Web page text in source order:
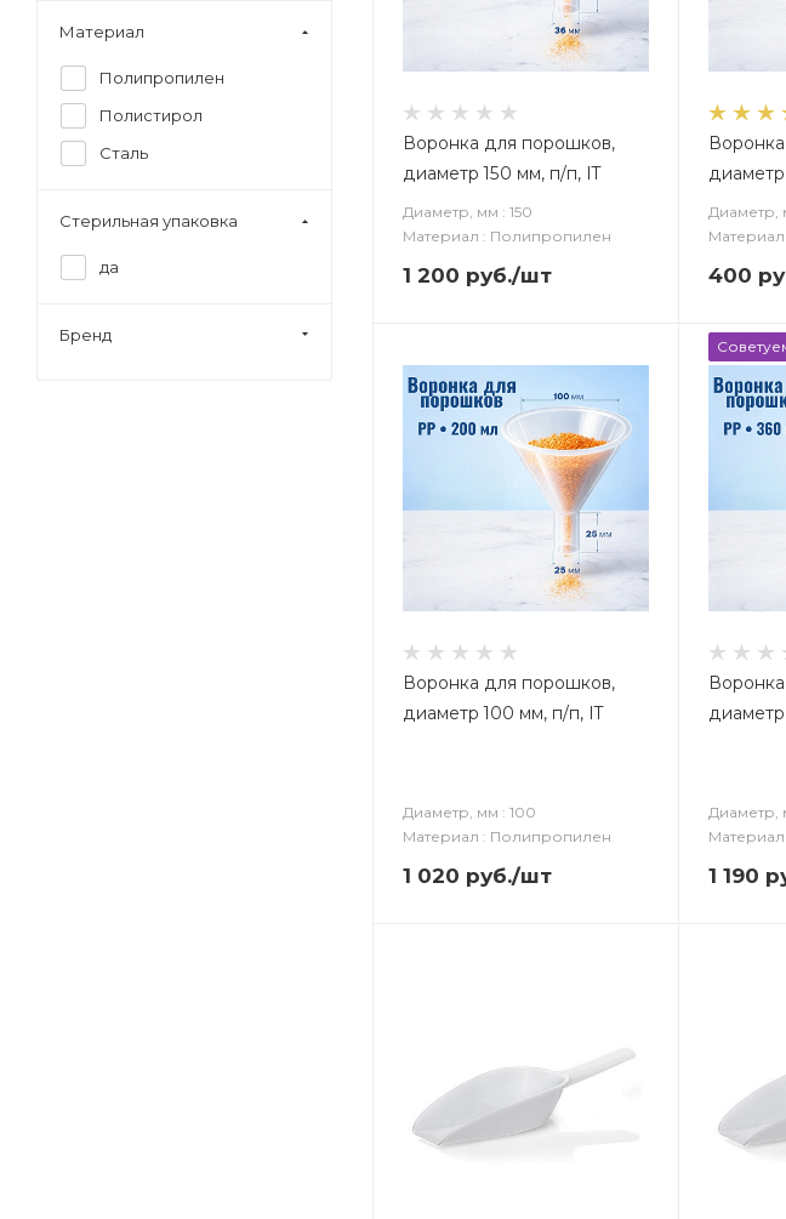
Воронка для порошков,
диаметр 150 мм, п/п, IT
Диаметр, мм : 150
Материал : Полипропилен
1 200 руб./шт
Диаметр,
400
Воронка для порошков,
диаметр 100 мм, п/п, IT
Диаметр, мм : 100
Материал : Полипропилен
1 020 руб./шт
Диаметр,
1 190
Материал
Полипропилен
Полистирол
Сталь
Стерильная упаковка
да
Бренд